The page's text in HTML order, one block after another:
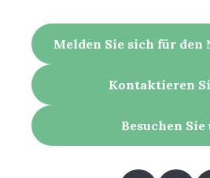
Melden Sie sich für den
Kontaktieren
Besuchen Sie